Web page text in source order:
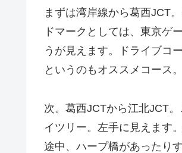
まずは湾岸線から葛西JCT
ドマークとしては、東京ゲ
うが見えます。ドライブコ
というのもオススメコース。
次。葛西JCTから江北JCT
イツリー。左手に見えます
途中、ハープ橋があったり